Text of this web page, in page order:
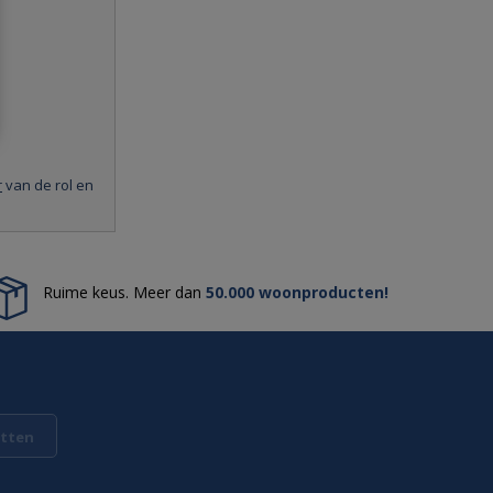
van de rol en
Ruime keus. Meer dan 50.000 woonproducten!